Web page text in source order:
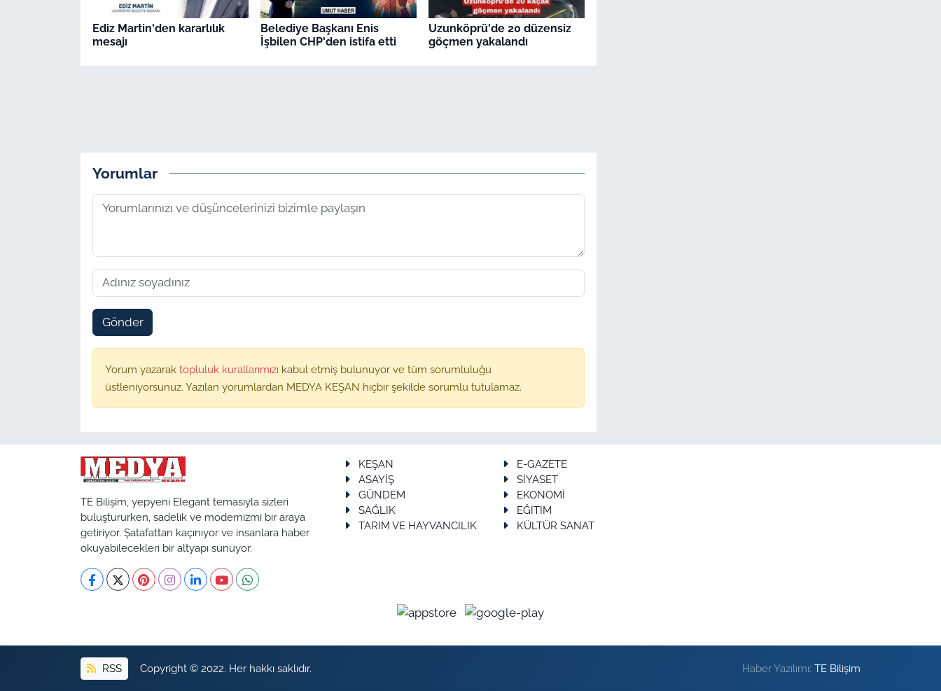
Ediz Martin'den kararlılık
mesajı
Belediye Başkanı Enis
İşbilen CHP'den istifa etti
Uzunköprü'de 20 düzensiz
göçmen yakalandı
Yorumlar
Gönder
Yorum yazarak topluluk kurallarımızı kabul etmiş bulunuyor ve tüm sorumluluğu
üstleniyorsunuz. Yazılan yorumlardan MEDYA KEŞAN hiçbir şekilde sorumlu tutulamaz.
TE Bilişim, yepyeni Elegant temasıyla sizleri
buluştururken, sadelik ve modernizmi bir araya
getiriyor. Şatafattan kaçınıyor ve insanlara haber
okuyabilecekleri bir altyapı sunuyor.
KEŞAN
E-GAZETE
ASAYİŞ
SİYASET
GÜNDEM
EKONOMİ
SAĞLIK
EĞİTİM
TARIM VE HAYVANCILIK
KÜLTÜR SANAT
RSS Copyright © 2022. Her hakkı saklıdır. Haber Yazılımı:TE Bilişim